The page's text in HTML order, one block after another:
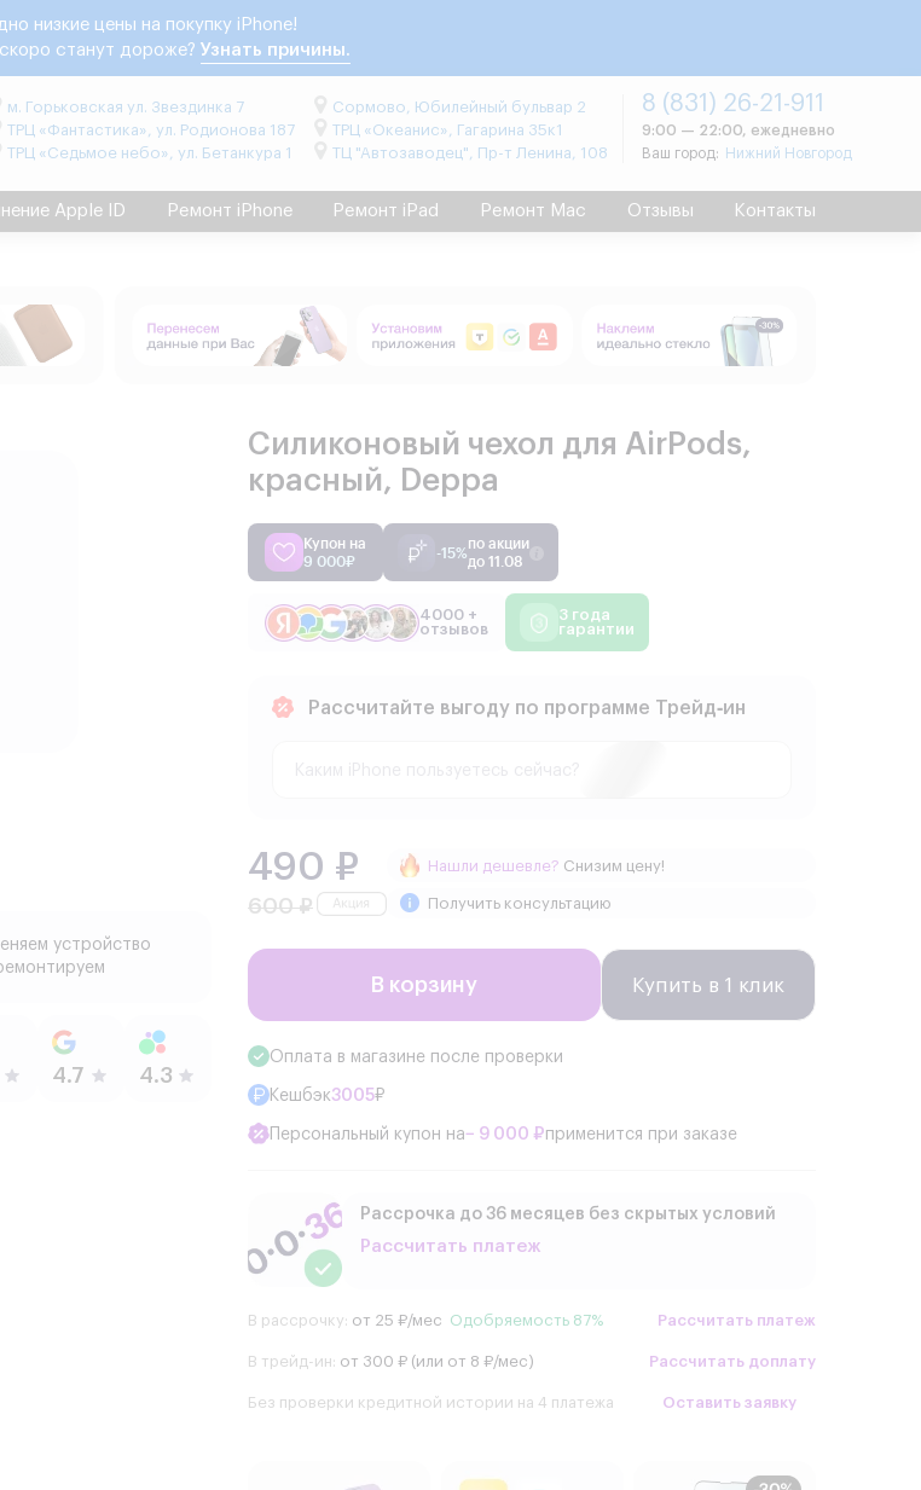
низкие цены на покупку iPhone!
станут дороже? Узнать причины.
м. Горьковская ул. Звездинка 7
ТРЦ «Фантастика», ул. Родионова 187
ТРЦ «Седьмое небо», ул. Бетанкура 1
Сормово, Юбилейный бульвар 2
ТРЦ «Океанис», Гагарина 35к1
ТЦ "Автозаводец", Пр-т Ленина, 108
8 (831) 26-21-911
9:00 — 22:00, ежедневно
Ваш город:
Нижний Новгород
Apple ID Ремонт iPhone Ремонт iPad Ремонт Mac Отзывы Контакты
устройство
Силиконовый чехол для AirPods,
красный, Deppa
Купон на
9 000₽
-15%по акции
до 11.08
4000 +
отзывов
3 года
гарантии
Рассчитайте выгоду по программе Трейд‑ин
490 ₽
600 ₽
Нашли дешевле? Снизим цену!
Получить консультацию
В корзину Купить в 1 клик
Оплата в магазине после проверки
Кешбэк3005₽
Персональный купон на− 9 000 ₽применится при заказе
Рассрочка до 36 месяцев без скрытых условий
Рассчитать платеж
В рассрочку: от 25 ₽/мес Одобряемость 87% Рассчитать платеж
В трейд-ин: от 300 ₽ (или от 8 ₽/мес) Рассчитать доплату
Без проверки кредитной истории на 4 платежа Оставить заявку